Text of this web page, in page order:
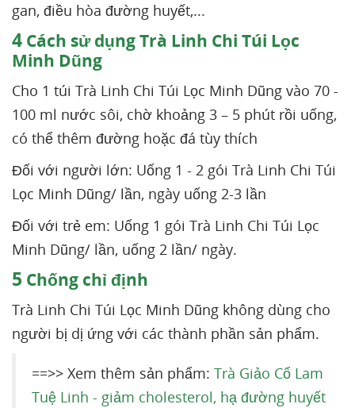
gan, điều hòa đường huyết,...
4 Cách sử dụng Trà Linh Chi Túi Lọc
Minh Dũng
Cho 1 túi Trà Linh Chi Túi Lọc Minh Dũng vào 70 -
100 ml nước sôi, chờ khoảng 3 – 5 phút rồi uống,
có thể thêm đường hoặc đá tùy thích
Đối với người lớn: Uống 1 - 2 gói Trà Linh Chi Túi
Lọc Minh Dũng/ lần, ngày uống 2-3 lần
Đối với trẻ em: Uống 1 gói Trà Linh Chi Túi Lọc
Minh Dũng/ lần, uống 2 lần/ ngày.
5 Chống chỉ định
Trà Linh Chi Túi Lọc Minh Dũng không dùng cho
người bị dị ứng với các thành phần sản phẩm.
==>> Xem thêm sản phẩm: Trà Giảo Cổ Lam
Tuệ Linh - giảm cholesterol, hạ đường huyết